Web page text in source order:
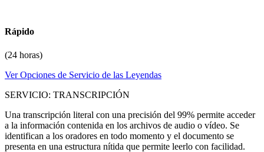
Rápido
(24 horas)
Ver Opciones de Servicio de las Leyendas
SERVICIO: TRANSCRIPCIÓN
Una transcripción literal con una precisión del 99% permite acceder
a la información contenida en los archivos de audio o vídeo. Se
identifican a los oradores en todo momento y el documento se
presenta en una estructura nítida que permite leerlo con facilidad.